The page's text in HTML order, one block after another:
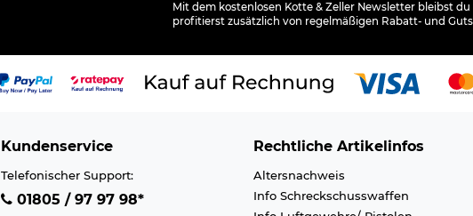
Mit dem kostenlosen Kotte & Zeller Newsletter bleibst
profitierst zusätzlich von regelmäßigen Rabatt- und
Kundenservice
Telefonischer Support:
01805 / 97 97 98*
Rechtliche Artikelinfos
Altersnachweis
Info Schreckschusswaffen